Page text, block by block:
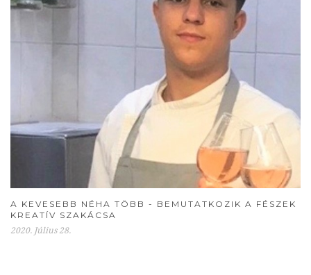
A KEVESEBB NÉHA TÖBB - BEMUTATKOZIK A FÉSZEK
KREATÍV SZAKÁCSA
2020. Július 28.